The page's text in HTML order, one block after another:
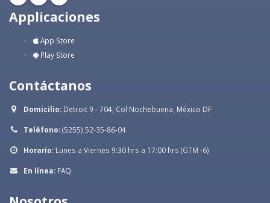
Applicaciones
App Store
Play Store
Contáctanos
Domicilio: Detroit 9 - 704, Col Nochebuena, México DF
Teléfono:(5255) 52-35-86-04
Horario: Lunes a Viernes 9:30 hrs a 17:00 hrs (GTM -6)
En línea: FAQ